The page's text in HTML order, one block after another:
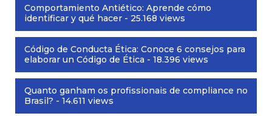
Comportamiento Antiético: Aprende cómo
identificar y qué hacer - 25.168 views
Código de Conducta Ética: Conoce 6 consejos para
elaborar un Código de Ética - 18.396 views
Quanto ganham os profissionais de compliance no
Brasil? - 14.611 views